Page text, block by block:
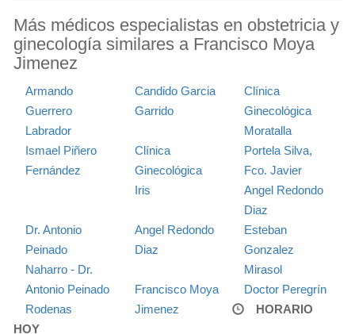
Más médicos especialistas en obstetricia y
ginecología similares a Francisco Moya
Jimenez
Armando
Guerrero
Labrador
Candido Garcia
Garrido
Clínica
Ginecológica
Moratalla
Ismael Piñero
Fernández
Clínica
Ginecológica
Iris
Portela Silva,
Fco. Javier
Angel Redondo
Diaz
Dr. Antonio
Peinado
Naharro - Dr.
Antonio Peinado
Rodenas
Angel Redondo
Diaz
Esteban
Gonzalez
Mirasol
Francisco Moya
Jimenez
Doctor Peregrín
HORARIO
HOY